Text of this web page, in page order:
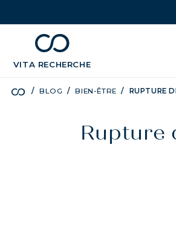
VITA RECHERCHE
chevron_leftBÉNÉFICES
BLOG BIEN-ÊTRE RUPTURE
Rupture